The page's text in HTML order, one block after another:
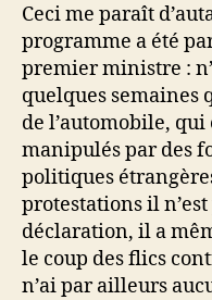
Ceci me paraît
programme a été
premier ministre :
quelques semaines
de l’automobile,
manipulés par des
politiques
protestations il
déclaration, il a
le coup des flics
n’ai par ailleurs